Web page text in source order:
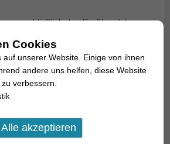
ausschließlich den Großhandel
Cookies
auf unserer Website. Einige von ihnen
andere uns helfen, diese Website
verbessern.